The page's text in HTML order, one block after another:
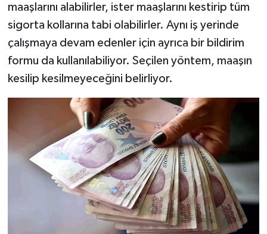
maaşlarını alabilirler, ister maaşlarını kestirip tüm
sigorta kollarına tabi olabilirler. Aynı iş yerinde
çalışmaya devam edenler için ayrıca bir bildirim
formu da kullanılabiliyor. Seçilen yöntem, maaşın
kesilip kesilmeyeceğini belirliyor.